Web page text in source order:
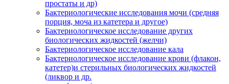
простаты и др)
Бактериологические исследования мочи (средняя
порция, моча из катетера и другое)
Бактериологическое исследование других
биологических жидкостей (желчи)
Бактериологическое исследование кала
Бактериологическое исследование крови (флакон,
катетер)и стерильных биологических жидкостей
(ликвор и др.